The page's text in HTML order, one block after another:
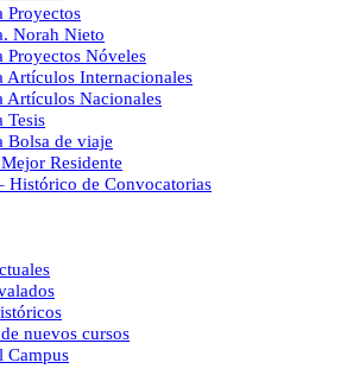
Proyectos
Norah Nieto
Proyectos Nóveles
Artículos Internacionales
Artículos Nacionales
Tesis
Bolsa de viaje
Residente
Histórico de Convocatorias
nuevos cursos
Campus